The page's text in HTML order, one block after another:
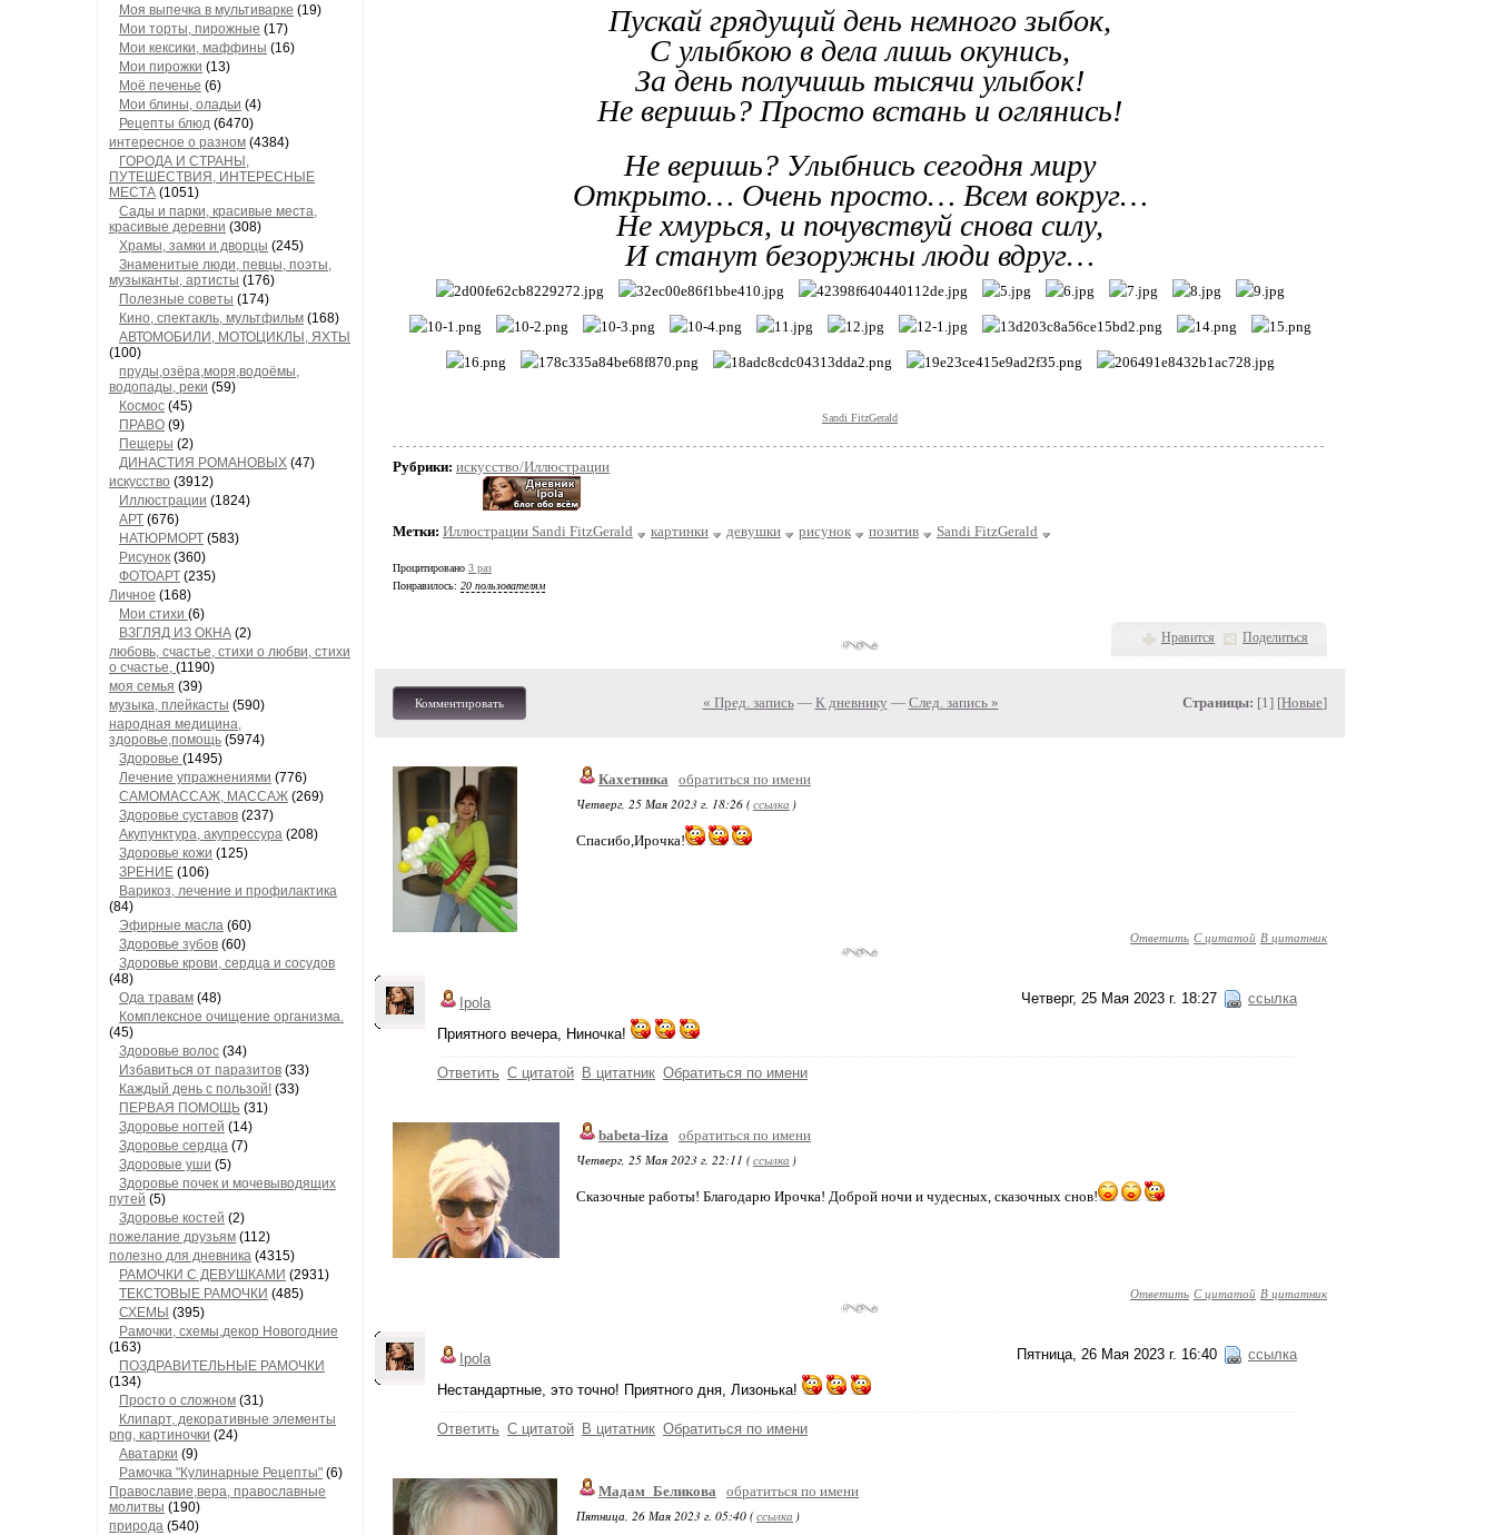
Моя выпечка в мультиварке (19)
Мои торты, пирожные (17)
Мои кексики, маффины (16)
Мои пирожки (13)
Моё печенье (6)
Мои блины, оладьи (4)
Рецепты блюд (6470)
интересное о разном (4384)
ГОРОДА И СТРАНЫ,
ПУТЕШЕСТВИЯ, ИНТЕРЕСНЫЕ
МЕСТА (1051)
Сады и парки, красивые места,
красивые деревни (308)
Храмы, замки и дворцы (245)
Знаменитые люди, певцы, поэты,
музыканты, артисты (176)
Полезные советы (174)
Кино, спектакль, мультфильм (168)
АВТОМОБИЛИ, МОТОЦИКЛЫ, ЯХТЫ
(100)
пруды,озёра,моря,водоёмы,
водопады, реки (59)
Космос (45)
ПРАВО (9)
Пещеры (2)
ДИНАСТИЯ РОМАНОВЫХ (47)
искусство (3912)
Иллюстрации (1824)
АРТ (676)
НАТЮРМОРТ (583)
Рисунок (360)
ФОТОАРТ (235)
Личное (168)
Мои стихи (6)
ВЗГЛЯД ИЗ ОКНА (2)
любовь, счастье, стихи о любви, стихи
о счастье, (1190)
моя семья (39)
музыка, плейкасты (590)
народная медицина,
здоровье,помощь (5974)
Здоровье (1495)
Лечение упражнениями (776)
САМОМАССАЖ, МАССАЖ (269)
Здоровье суставов (237)
Акупунктура, акупрессура (208)
Здоровье кожи (125)
ЗРЕНИЕ (106)
Варикоз, лечение и профилактика
(84)
Эфирные масла (60)
Здоровье зубов (60)
Здоровье крови, сердца и сосудов
(48)
Ода травам (48)
Комплексное очищение организма.
(45)
Здоровье волос (34)
Избавиться от паразитов (33)
Каждый день с пользой! (33)
ПЕРВАЯ ПОМОЩЬ (31)
Здоровье ногтей (14)
Здоровье сердца (7)
Здоровые уши (5)
Здоровье почек и мочевыводящих
путей (5)
Здоровье костей (2)
пожелание друзьям (112)
полезно для дневника (4315)
РАМОЧКИ С ДЕВУШКАМИ (2931)
ТЕКСТОВЫЕ РАМОЧКИ (485)
СХЕМЫ (395)
Рамочки, схемы,декор Новогодние
(163)
ПОЗДРАВИТЕЛЬНЫЕ РАМОЧКИ
(134)
Просто о сложном (31)
Клипарт, декоративные элементы
png, картиночки (24)
Аватарки (9)
Рамочка "Кулинарные Рецепты" (6)
Православие,вера, православные
молитвы (190)
природа (540)
Пускай грядущий день немного зыбок,
С улыбкою в дела лишь окунись,
За день получишь тысячи улыбок!
Не веришь? Просто встань и оглянись!
Не веришь? Улыбнись сегодня миру
Открыто… Очень просто… Всем вокруг…
Не хмурься, и почувствуй снова силу,
И станут безоружны люди вдруг…
Sandi FitzGerald
Рубрики: искусство/Иллюстрации
Метки: Иллюстрации Sandi FitzGerald картинки девушки рисунок позитив Sandi FitzGerald
Процитировано 3 раз
Понравилось: 20 пользователям
Нравится Поделиться
Комментировать « Пред. запись— К дневнику — След. запись » Страницы: [1] [Новые]
Кахетинка
обратиться по имени
Четверг, 25 Мая 2023 г. 18:26 (ссылка )
Спасибо,Ирочка!
Ответить С цитатой В цитатник
Четверг, 25 Мая 2023 г. 18:27 ссылка
Ipola
Приятного вечера, Ниночка!
Ответить С цитатой В цитатник Обратиться по имени
babeta-liza
обратиться по имени
Четверг, 25 Мая 2023 г. 22:11 (ссылка )
Сказочные работы! Благодарю Ирочка! Доброй ночи и чудесных, сказочных снов!
Ответить С цитатой В цитатник
Пятница, 26 Мая 2023 г. 16:40 ссылка
Ipola
Нестандартные, это точно! Приятного дня, Лизонька!
Ответить С цитатой В цитатник Обратиться по имени
Мадам_Беликова
обратиться по имени
Пятница, 26 Мая 2023 г. 05:40 (ссылка )